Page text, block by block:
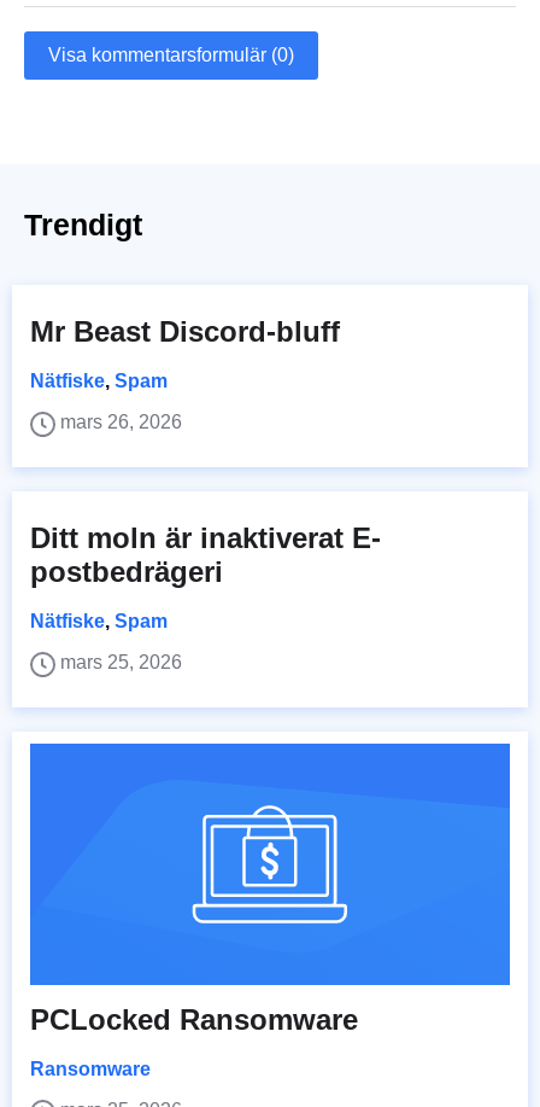
Visa kommentarsformulär (0)
Trendigt
Mr Beast Discord-bluff
Nätfiske, Spam
mars 26, 2026
Ditt moln är inaktiverat E-
postbedrägeri
Nätfiske, Spam
mars 25, 2026
PCLocked Ransomware
Ransomware